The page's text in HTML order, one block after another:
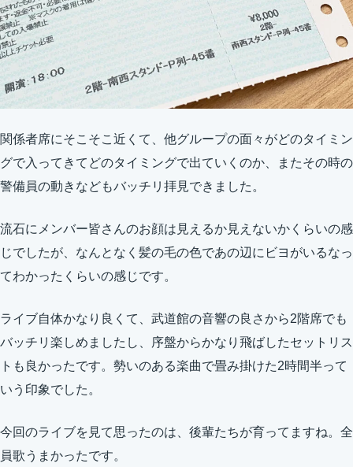
関係者席にそこそこ近くて、他グループの面々がどのタイミン
グで入ってきてどのタイミングで出ていくのか、またその時の
警備員の動きなどもバッチリ拝見できました。
流石にメンバー皆さんのお顔は見えるか見えないかくらいの感
じでしたが、なんとなく髪の毛の色であの辺にビヨがいるなっ
てわかったくらいの感じです。
ライブ自体かなり良くて、武道館の音響の良さから2階席でも
バッチリ楽しめましたし、序盤からかなり飛ばしたセットリス
トも良かったです。勢いのある楽曲で畳み掛けた2時間半って
いう印象でした。
今回のライブを見て思ったのは、後輩たちが育ってますね。全
員歌うまかったです。